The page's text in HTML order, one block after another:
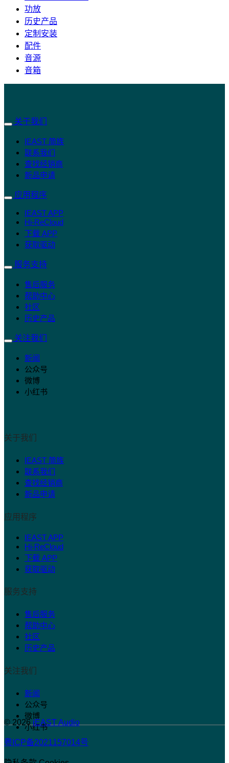
功放
历史产品
定制安装
配件
音源
音箱
关于我们
IEAST 简族
联系我们
查找经销商
新品申请
应用程序
IEAST APP
Hi-ReCloud
下载 APP
获取驱动
服务支持
售后服务
帮助中心
社区
历史产品
关注我们
新闻
公众号
微博
小红书
关于我们
IEAST 简族
联系我们
查找经销商
新品申请
应用程序
IEAST APP
Hi-ReCloud
下载 APP
获取驱动
服务支持
售后服务
帮助中心
社区
历史产品
关注我们
新闻
公众号
微博
小红书
© 2026iEAST Audio
粤ICP备2021157014号